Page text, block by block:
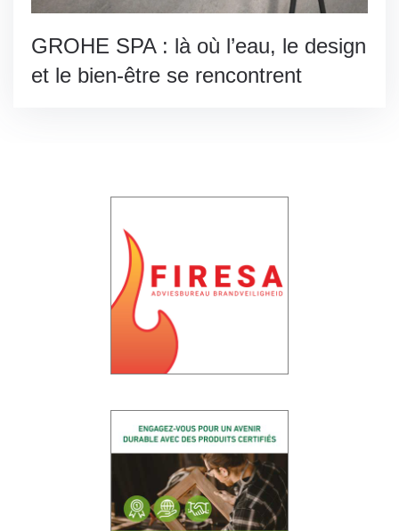
GROHE SPA : là où l’eau, le design
et le bien-être se rencontrent